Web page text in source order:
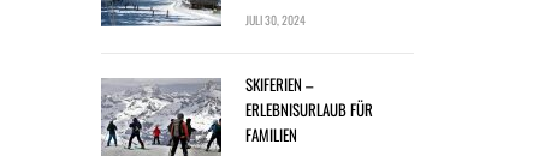
JULI 30, 2024
SKIFERIEN –
ERLEBNISURLAUB FÜR
FAMILIEN